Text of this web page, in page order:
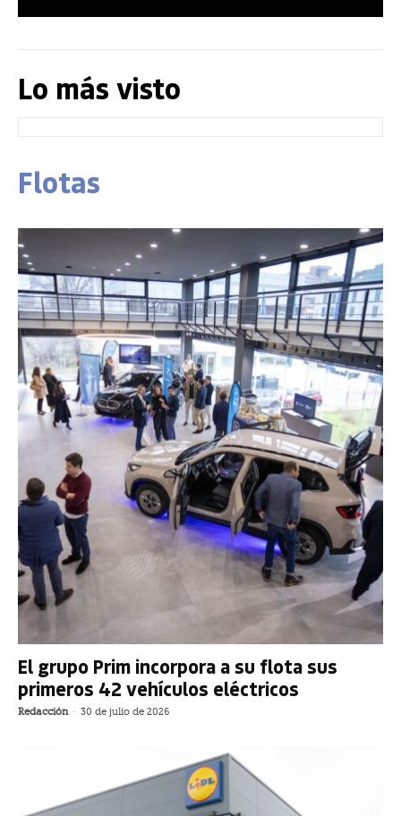
Lo más visto
Flotas
El grupo Prim incorpora a su flota sus
primeros 42 vehículos eléctricos
Redacción - 30 de julio de 2026